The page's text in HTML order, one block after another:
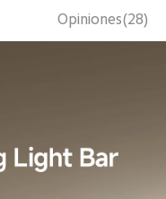
Opiniones(28)